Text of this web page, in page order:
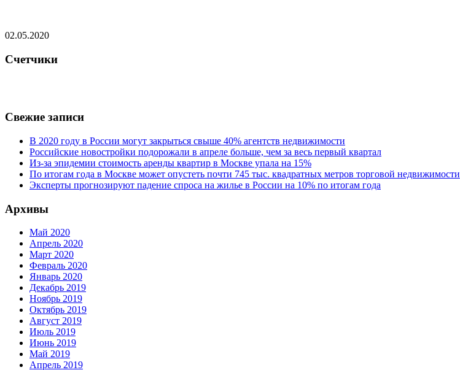
02.05.2020
Счетчики
Свежие записи
В 2020 году в России могут закрыться свыше 40% агентств недвижимости
Российские новостройки подорожали в апреле больше, чем за весь первый квартал
Из-за эпидемии стоимость аренды квартир в Москве упала на 15%
По итогам года в Москве может опустеть почти 745 тыс. квадратных метров торговой недвижимости
Эксперты прогнозируют падение спроса на жилье в России на 10% по итогам года
Архивы
Май 2020
Апрель 2020
Март 2020
Февраль 2020
Январь 2020
Декабрь 2019
Ноябрь 2019
Октябрь 2019
Август 2019
Июль 2019
Июнь 2019
Май 2019
Апрель 2019